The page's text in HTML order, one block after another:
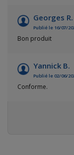
Georges R.
Publié le 16/07/
Bon produit
Yannick B.
Publié le 02/06/
Conforme.